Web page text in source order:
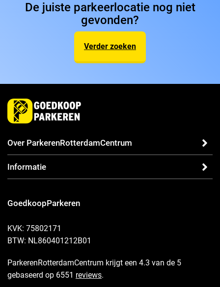
De juiste parkeerlocatie nog niet
gevonden?
Verder zoeken
Over ParkerenRotterdamCentrum
Informatie
GoedkoopParkeren
KVK: 75802171
BTW: NL860401212B01
ParkerenRotterdamCentrum krijgt een 4.3 van de 5
gebaseerd op 6551 reviews.